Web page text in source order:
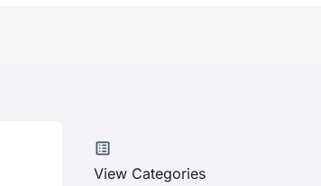
View Categories